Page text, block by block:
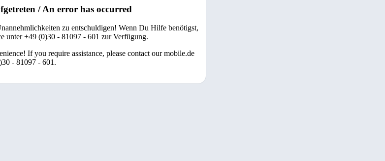
/ An error has occurred
zu entschuldigen! Wenn Du Hilfe benötigst,
unter +49 (0)30 - 81097 - 601 zur Verfügung.
If you require assistance, please contact our mobile.de
- 81097 - 601.